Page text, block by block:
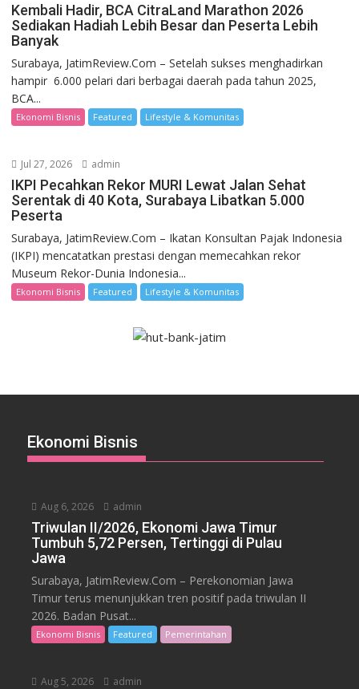
Kembali Hadir, BCA CitraLand Marathon 2026
Sediakan Hadiah Lebih Besar dan Peserta Lebih
Banyak
Surabaya, JatimReview.Com – Setelah sukses menghadirkan
hampir 6.000 pelari dari berbagai daerah pada tahun 2025,
BCA...
Ekonomi Bisnis Featured Lifestyle & Komunitas
Jul 27, 2026 admin
IKPI Pecahkan Rekor MURI Lewat Jalan Sehat
Serentak di 40 Kota, Surabaya Libatkan 5.000
Peserta
Surabaya, JatimReview.Com – Ikatan Konsultan Pajak Indonesia
(IKPI) mencatatkan prestasi dengan memecahkan rekor
Museum Rekor-Dunia Indonesia...
Ekonomi Bisnis Featured Lifestyle & Komunitas
Ekonomi Bisnis
Aug 6, 2026 admin
Triwulan II/2026, Ekonomi Jawa Timur
Tumbuh 5,72 Persen, Tertinggi di Pulau
Jawa
Surabaya, JatimReview.Com – Perekonomian Jawa
Timur terus menunjukkan tren positif pada triwulan II
2026. Badan Pusat...
Ekonomi Bisnis Featured Pemerintahan
Aug 5, 2026 admin